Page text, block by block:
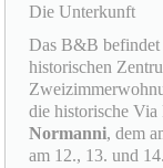
Die Unterkunft
Das B&B befindet
historischen
die historische
Normanni, dem
am 12., 13. und